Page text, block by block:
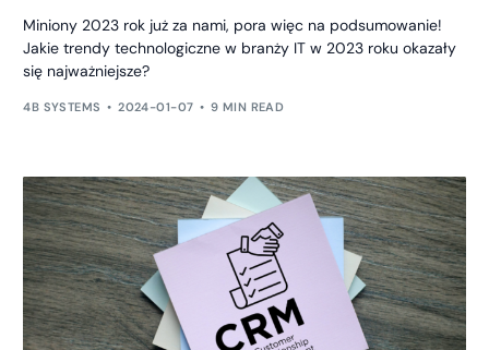
Miniony 2023 rok już za nami, pora więc na podsumowanie!
Jakie trendy technologiczne w branży IT w 2023 roku okazały
się najważniejsze?
4B SYSTEMS 2024-01-07 9 MIN READ